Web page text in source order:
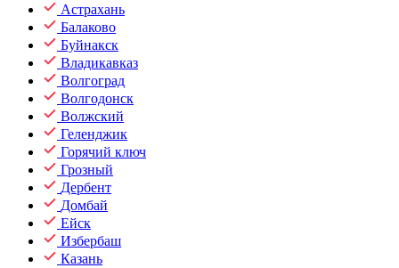
Астрахань
Балаково
Буйнакск
Владикавказ
Волгоград
Волгодонск
Волжский
Геленджик
Горячий ключ
Грозный
Дербент
Домбай
Ейск
Избербаш
Казань